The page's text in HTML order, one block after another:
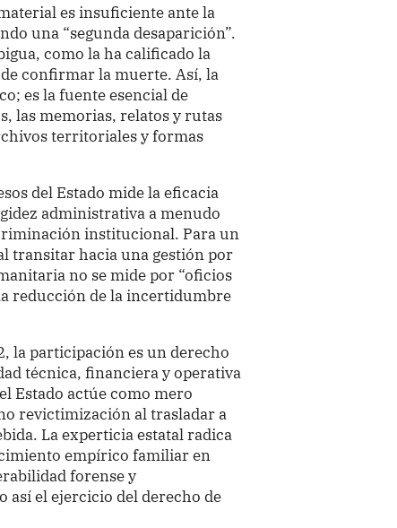
es insuficiente ante la
una “segunda desaparición”.
como la ha calificado la
confirmar la muerte. Así, la
es la fuente esencial de
las memorias, relatos y rutas
territoriales y formas
del Estado mide la eficacia
administrativa a menudo
institucional. Para un
transitar hacia una gestión por
no se mide por “oficios
reducción de la incertidumbre
la participación es un derecho
técnica, financiera y operativa
Estado actúe como mero
revictimización al trasladar a
La experticia estatal radica
empírico familiar en
forense y
el ejercicio del derecho de